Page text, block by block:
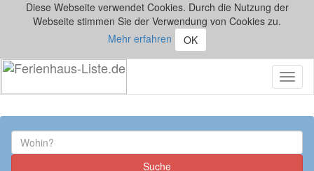
Diese Webseite verwendet Cookies. Durch die Nutzung der
Webseite stimmen Sie der Verwendung von Cookies zu.
Mehr erfahren
OK